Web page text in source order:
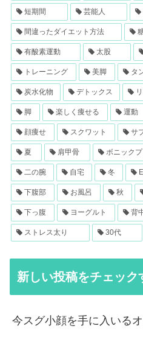
短期間 芸能人
間違ったダイエット方法
有酸素運動 太股
トレーニング 美脚 タ
炭水化物 デトックス
脚 楽しく痩せる 運動
顔痩せ スクワット サ
夏 肩甲骨 ボニックプ
二の腕 自宅 冬
下腹部 お風呂 秋
下っ腹 ヨーグルト 背
ストレス太り 30代
新しい投稿をチェック
今スグ小顔を手に入いる